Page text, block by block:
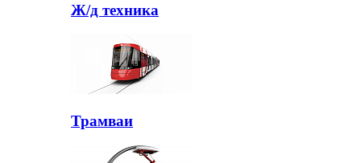
Ж/д техника
Трамваи